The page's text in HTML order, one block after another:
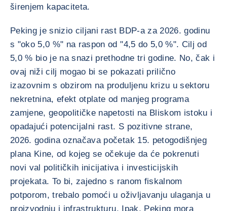
širenjem kapaciteta.
Peking je snizio ciljani rast BDP-a za 2026. godinu
s "oko 5,0 %" na raspon od "4,5 do 5,0 %". Cilj od
5,0 % bio je na snazi prethodne tri godine. No, čak i
ovaj niži cilj mogao bi se pokazati prilično
izazovnim s obzirom na produljenu krizu u sektoru
nekretnina, efekt otplate od manjeg programa
zamjene, geopolitičke napetosti na Bliskom istoku i
opadajući potencijalni rast. S pozitivne strane,
2026. godina označava početak 15. petogodišnjeg
plana Kine, od kojeg se očekuje da će pokrenuti
novi val političkih inicijativa i investicijskih
projekata. To bi, zajedno s ranom fiskalnom
potporom, trebalo pomoći u oživljavanju ulaganja u
proizvodnju i infrastrukturu. Ipak, Peking mora